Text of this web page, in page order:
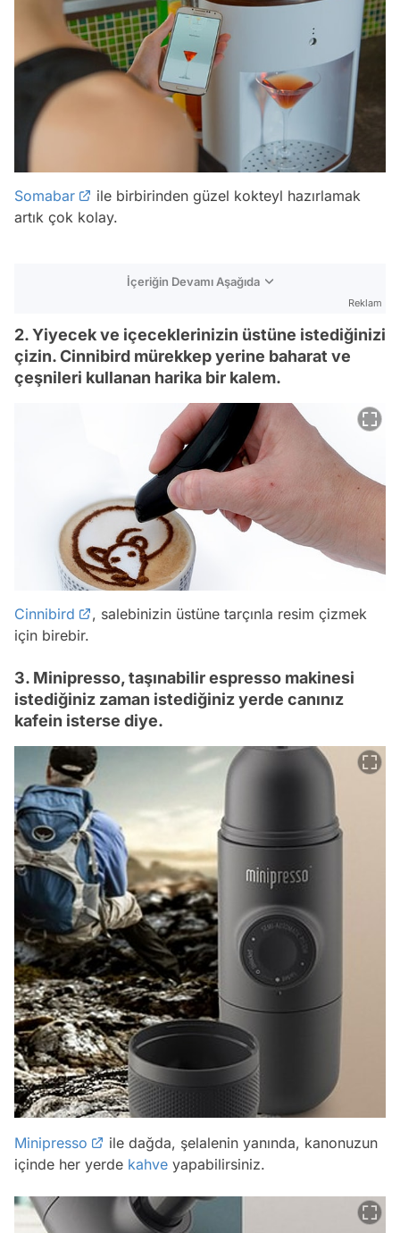
Somabar
ile birbirinden güzel kokteyl hazırlamak
artık çok kolay.
İçeriğin Devamı Aşağıda
Reklam
2. Yiyecek ve içeceklerinizin üstüne istediğinizi
çizin. Cinnibird mürekkep yerine baharat ve
çeşnileri kullanan harika bir kalem.
Cinnibird
, salebinizin üstüne tarçınla resim çizmek
için birebir.
3. Minipresso, taşınabilir espresso makinesi
istediğiniz zaman istediğiniz yerde canınız
kafein isterse diye.
Minipresso
ile dağda, şelalenin yanında, kanonuzun
içinde her yerde kahve yapabilirsiniz.